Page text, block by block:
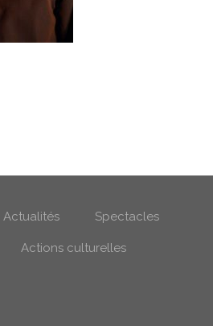
Actualités Spectacles
Actions culturelles